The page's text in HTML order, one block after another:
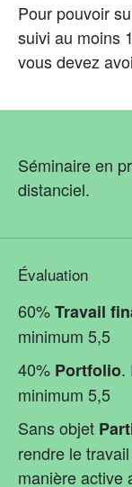
Pour pouvoir
suivi au moins
vous devez
Séminaire en
distanciel.
Évaluation
60%Travail
minimum 5,5
40% Portfolio.
minimum 5,5
Sans objet
rendre le
manière active